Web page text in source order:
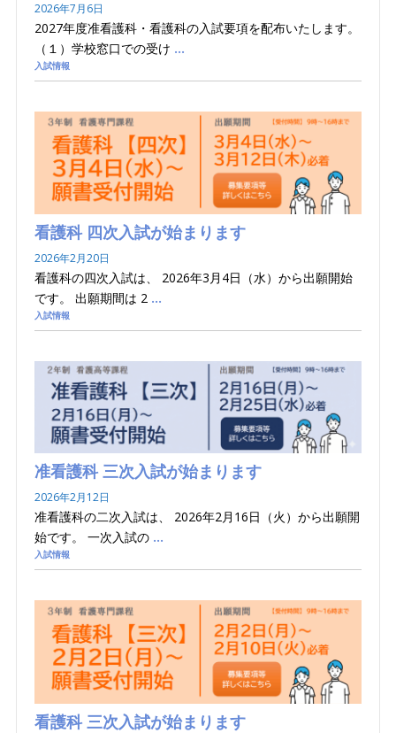
2026年7月6日
2027年度准看護科・看護科の入試要項を配布いたします。
（１）学校窓口での受け …
入試情報
看護科 四次入試が始まります
2026年2月20日
看護科の四次入試は、 2026年3月4日（水）から出願開始
です。 出願期間は 2 …
入試情報
准看護科 三次入試が始まります
2026年2月12日
准看護科の二次入試は、 2026年2月16日（火）から出願開
始です。 一次入試の …
入試情報
看護科 三次入試が始まります